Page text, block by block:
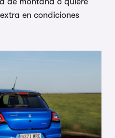
en condiciones